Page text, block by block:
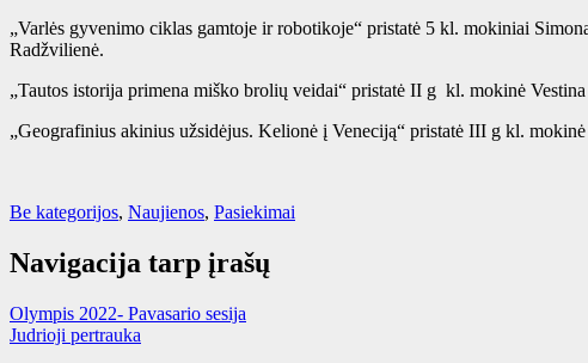
„Varlės gyvenimo ciklas gamtoje ir robotikoje“ pristatė 5 kl. mokiniai
Radžvilienė.
„Tautos istorija primena miško brolių veidai“ pristatė II g kl. mokinė
„Geografinius akinius užsidėjus. Kelionė į Veneciją“ pristatė III g kl.
Be kategorijos, Naujienos, Pasiekimai
Navigacija tarp įrašų
Olympis 2022- Pavasario sesija
Judrioji pertrauka